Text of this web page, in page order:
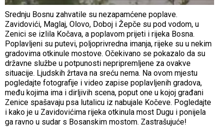
Srednju Bosnu zahvatile su nezapamćene poplave.
Zavidovići, Maglaj, Olovo, Doboj i Žepče su pod vodom, u
Zenici se izlila Kočava, a poplavom prijeti i rijeka Bosna.
Poplavljeni su putevi, poljoprivredna imanja, rijeke su u nekim
gradovima otkinule mostove. Očekivano se pokazalo da su
državne službe u potpunosti nepripremljene za ovakve
situacije. Ljudskih žrtava na sreću nema. Na ovom mjestu
pogledajte fotografije i video zapise poplavljenih gradova,
među kojima ima i dirljivih scena, poput one u kojoj građani
Zenice spašavaju psa lutalicu iz nabujale Kočeve. Pogledajte
i kako je u Zavidovićima rijeka otkinula most Dugu i ponijela
ga ravno u sudar s Bosanskim mostom. Zastrašujuće!